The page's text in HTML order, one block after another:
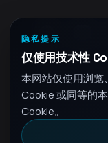
隐私提示
仅使用技术性
本网站仅使用浏览
Cookie 或同等的
Cookie。